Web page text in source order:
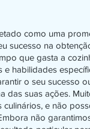
como uma
sucesso na
que gasta a
habilidades
o seu sucesso
das suas ações.
e não
não